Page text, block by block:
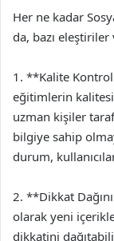
Her ne kadar
da, bazı
1. **Kalite
eğitimlerin
uzman kişiler
bilgiye sahip
durum,
2. **Dikkat
olarak yeni
dikkatini